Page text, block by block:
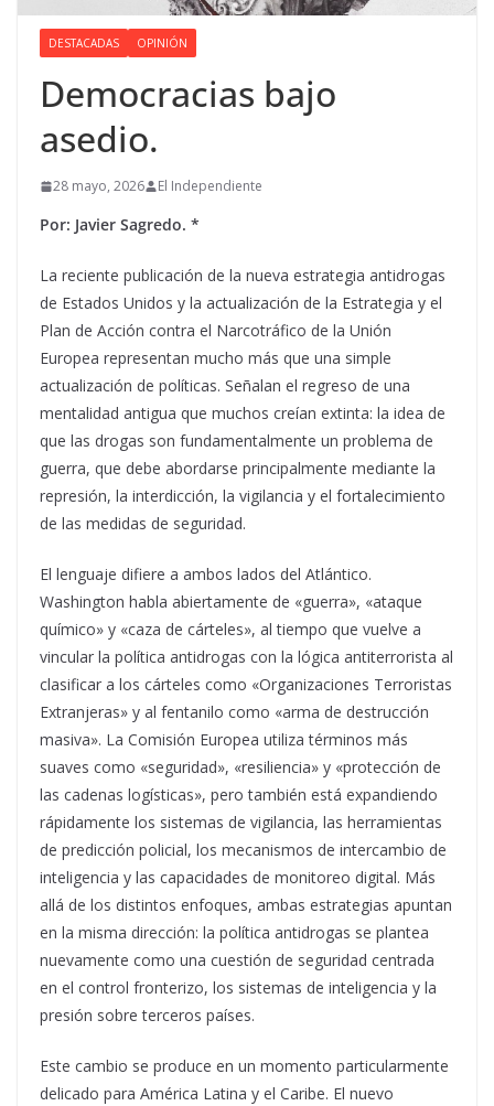
DESTACADAS OPINIÓN
Democracias bajo
asedio.
28 mayo, 2026 El Independiente
Por: Javier Sagredo. *
La reciente publicación de la nueva estrategia antidrogas
de Estados Unidos y la actualización de la Estrategia y el
Plan de Acción contra el Narcotráfico de la Unión
Europea representan mucho más que una simple
actualización de políticas. Señalan el regreso de una
mentalidad antigua que muchos creían extinta: la idea de
que las drogas son fundamentalmente un problema de
guerra, que debe abordarse principalmente mediante la
represión, la interdicción, la vigilancia y el fortalecimiento
de las medidas de seguridad.
El lenguaje difiere a ambos lados del Atlántico.
Washington habla abiertamente de «guerra», «ataque
químico» y «caza de cárteles», al tiempo que vuelve a
vincular la política antidrogas con la lógica antiterrorista al
clasificar a los cárteles como «Organizaciones Terroristas
Extranjeras» y al fentanilo como «arma de destrucción
masiva». La Comisión Europea utiliza términos más
suaves como «seguridad», «resiliencia» y «protección de
las cadenas logísticas», pero también está expandiendo
rápidamente los sistemas de vigilancia, las herramientas
de predicción policial, los mecanismos de intercambio de
inteligencia y las capacidades de monitoreo digital. Más
allá de los distintos enfoques, ambas estrategias apuntan
en la misma dirección: la política antidrogas se plantea
nuevamente como una cuestión de seguridad centrada
en el control fronterizo, los sistemas de inteligencia y la
presión sobre terceros países.
Este cambio se produce en un momento particularmente
delicado para América Latina y el Caribe. El nuevo